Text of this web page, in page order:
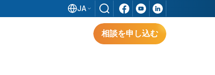
JA
相談を申し込む